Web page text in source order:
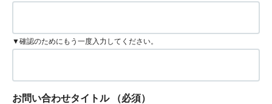
▼確認のためにもう一度入力してください。
お問い合わせタイトル （必須）